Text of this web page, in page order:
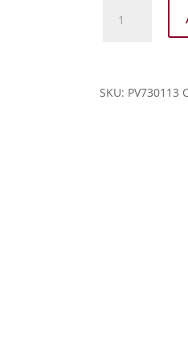
-
SKU: PV730113